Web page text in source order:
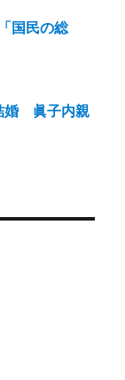
国民の総
婚 眞子内親